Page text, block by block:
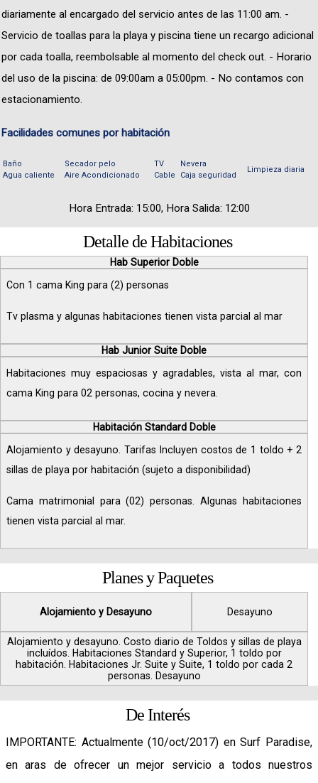
diariamente al encargado del servicio antes de las 11:00 am. -
Servicio de toallas para la playa y piscina tiene un recargo adicional
por cada toalla, reembolsable al momento del check out. - Horario
del uso de la piscina: de 09:00am a 05:00pm. - No contamos con
estacionamiento.
Facilidades comunes por habitación
Baño
Agua caliente
Secador pelo
Aire Acondicionado
TV
Cable
Nevera
Caja seguridad
Limpieza diaria
Hora Entrada: 15:00, Hora Salida: 12:00
Detalle de Habitaciones
Hab Superior Doble
Con 1 cama King para (2) personas
Tv plasma y algunas habitaciones tienen vista parcial al mar
Hab Junior Suite Doble
Habitaciones muy espaciosas y agradables, vista al mar, con
cama King para 02 personas, cocina y nevera.
Habitación Standard Doble
Alojamiento y desayuno. Tarifas Incluyen costos de 1 toldo + 2
sillas de playa por habitación (sujeto a disponibilidad)
Cama matrimonial para (02) personas. Algunas habitaciones
tienen vista parcial al mar.
Planes y Paquetes
Alojamiento y Desayuno Desayuno
Alojamiento y desayuno. Costo diario de Toldos y sillas de playa
incluídos. Habitaciones Standard y Superior, 1 toldo por
habitación. Habitaciones Jr. Suite y Suite, 1 toldo por cada 2
personas. Desayuno
De Interés
IMPORTANTE: Actualmente (10/oct/2017) en Surf Paradise,
en aras de ofrecer un mejor servicio a todos nuestros